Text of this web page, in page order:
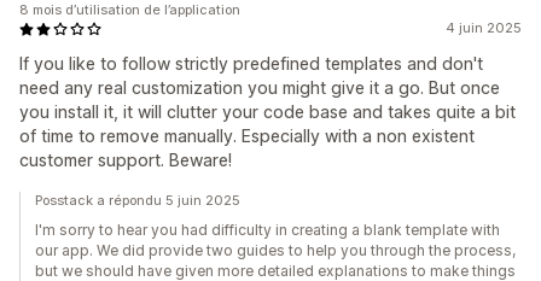
4 juin 2025
If you like to follow strictly predefined templates and don't
need any real customization you might give it a go. But once
you install it, it will clutter your code base and takes quite a bit
of time to remove manually. Especially with a non existent
customer support. Beware!
8 mois d’utilisation de l’application
Posstack a répondu 5 juin 2025
I'm sorry to hear you had difficulty in creating a blank template with
our app. We did provide two guides to help you through the process,
but we should have given more detailed explanations to make things